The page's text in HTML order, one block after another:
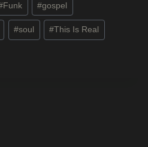
Funk #gospel
#soul #This Is Real